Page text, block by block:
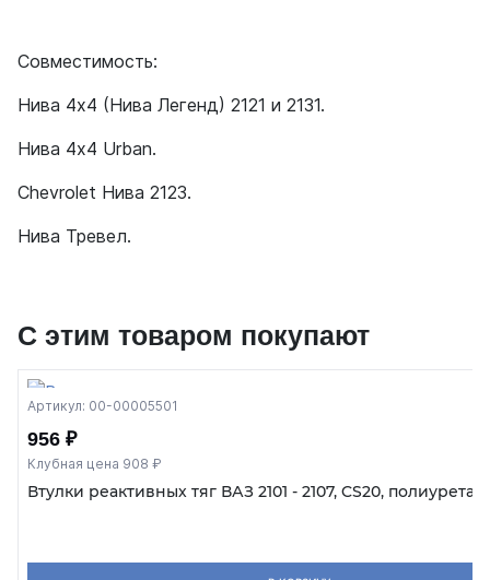
Совместимость:
Нива 4x4 (Нива Легенд) 2121 и 2131.
Нива 4x4 Urban.
Chevrolet Нива 2123.
Нива Тревел.
С этим товаром покупают
Артикул: 00-00005501
956 ₽
Клубная цена 908 ₽
Втулки реактивных тяг ВАЗ 2101 - 2107, CS20,